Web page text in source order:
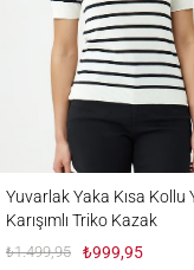
Yuvarlak Yaka Kısa Kollu
Karışımlı Triko Kazak
₺1.499,95 ₺999,95